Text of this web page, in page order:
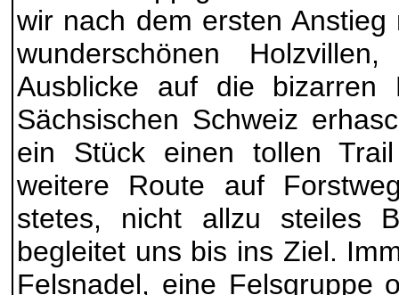
wir nach dem ersten
wunderschönen
Ausblicke auf die bizarren
Sächsischen Schweiz
ein Stück einen tollen
weitere Route auf
stetes, nicht allzu steiles
begleitet uns bis ins Ziel.
Felsnadel, eine Felsgruppe